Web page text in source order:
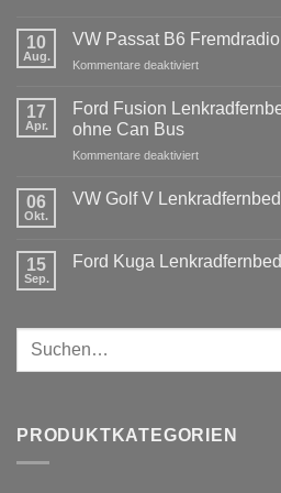
zu
3er
Radio
Tausch
1
DIN
DIN
10
Aug.
VW Passat B6
Kommentare deaktiviertfür
Passat
was
benötigt
17
Apr.
Ford Fusion
ohne Can Bus
Kommentare deaktiviertfür
Fusion
Can
06
Okt.
VW Golf V
VW
15
Sep.
Ford Kuga
Ford
Lenkradfernbedienung
anschließen
Suchen
PRODUKTKATEGORIEN